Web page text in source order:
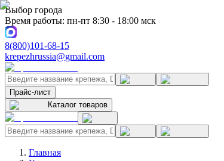
Выбор города
Время работы: пн-пт 8:30 - 18:00 мск
8(800)101-68-15
krepezhrussia@gmail.com
Прайс-лист
Каталог товаров
Главная